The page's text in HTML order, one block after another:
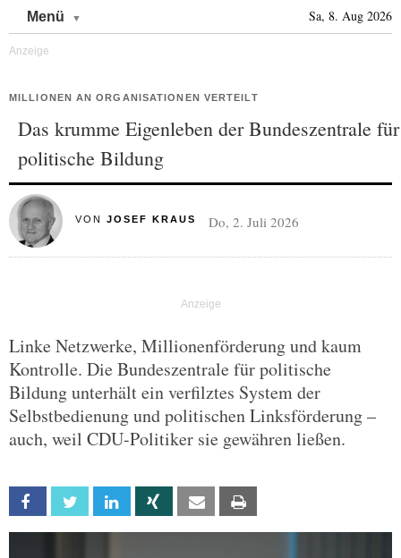
Menü Sa, 8. Aug 2026
MILLIONEN AN ORGANISATIONEN VERTEILT
Das krumme Eigenleben der Bundeszentrale für
politische Bildung
VON JOSEF KRAUS Do, 2. Juli 2026
Linke Netzwerke, Millionenförderung und kaum
Kontrolle. Die Bundeszentrale für politische
Bildung unterhält ein verfilztes System der
Selbstbedienung und politischen Linksförderung –
auch, weil CDU-Politiker sie gewähren ließen.
Facebook Twitter Linkedin Xing Email